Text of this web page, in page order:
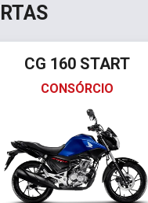
CG 160 START
CONSÓRCIO